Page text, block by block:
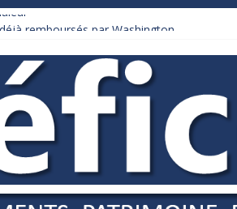
remboursés par Washington
rien